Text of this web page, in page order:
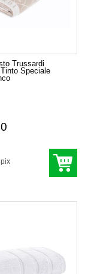
Trussardi
Speciale
no pix